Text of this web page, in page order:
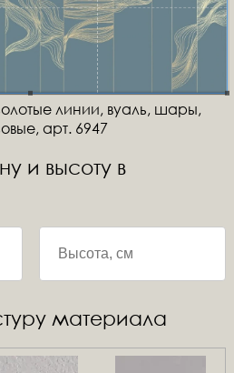
линии, вуаль, шары,
арт. 6947
и высоту в
материала